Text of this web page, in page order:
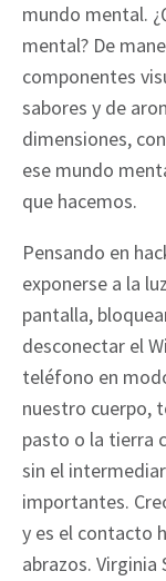
mundo mental.
mental? De
componentes
sabores y de
dimensiones,
ese mundo
que hacemos.
Pensando en
exponerse a la
pantalla,
desconectar el
teléfono en
nuestro cuerpo,
pasto o la tierra
sin el
importantes.
y es el contacto
abrazos.